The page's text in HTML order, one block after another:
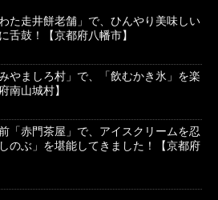
た走井餅老舗」で、ひんやり美味しい
舌鼓！【京都府八幡市】
やましろ村」で、「飲むかき氷」を楽
南山城村】
「赤門茶屋」で、アイスクリームを忍
のぶ」を堪能してきました！【京都府